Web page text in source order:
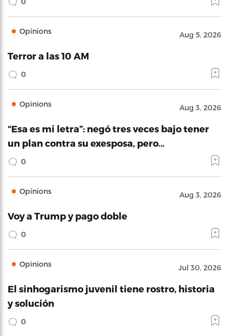
Opinions Aug 5, 2026
Terror a las 10 AM
0
Opinions Aug 3, 2026
“Esa es mi letra”: negó tres veces bajo tener
un plan contra su exesposa, pero…
0
Opinions Aug 3, 2026
Voy a Trump y pago doble
0
Opinions Jul 30, 2026
El sinhogarismo juvenil tiene rostro, historia
y solución
0